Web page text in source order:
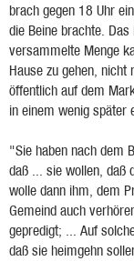
brach gegen 18 Uhr
die Beine brachte.
versammelte Menge
Hause zu gehen, nicht
öffentlich auf dem
in einem wenig später
"Sie haben nach dem
daß ... sie wollen, daß
wolle dann ihm, dem
Gemeind auch
gepredigt; ... Auf
daß sie heimgehn